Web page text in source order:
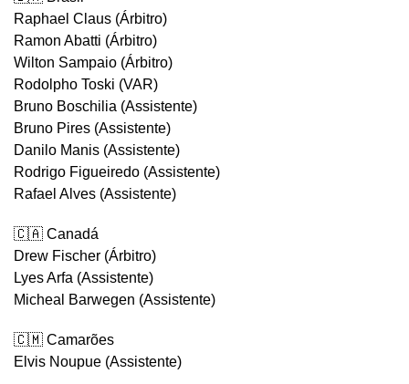
Raphael Claus (Árbitro)
Ramon Abatti (Árbitro)
Wilton Sampaio (Árbitro)
Rodolpho Toski (VAR)
Bruno Boschilia (Assistente)
Bruno Pires (Assistente)
Danilo Manis (Assistente)
Rodrigo Figueiredo (Assistente)
Rafael Alves (Assistente)
🇨🇦 Canadá
Drew Fischer (Árbitro)
Lyes Arfa (Assistente)
Micheal Barwegen (Assistente)
🇨🇲 Camarões
Elvis Noupue (Assistente)